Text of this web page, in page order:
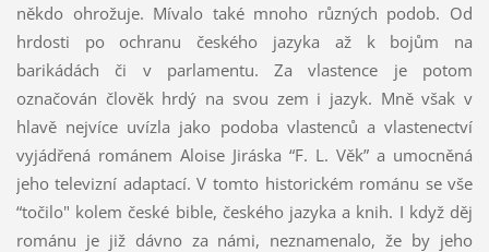
někdo ohrožuje. Mívalo také mnoho různých podob. Od
hrdosti po ochranu českého jazyka až k bojům na
barikádách či v parlamentu. Za vlastence je potom
označován člověk hrdý na svou zem i jazyk. Mně však v
hlavě nejvíce uvízla jako podoba vlastenců a vlastenectví
vyjádřená románem Aloise Jiráska “F. L. Věk” a umocněná
jeho televizní adaptací. V tomto historickém románu se vše
“točilo" kolem české bible, českého jazyka a knih. I když děj
románu je již dávno za námi, neznamenalo, že by jeho